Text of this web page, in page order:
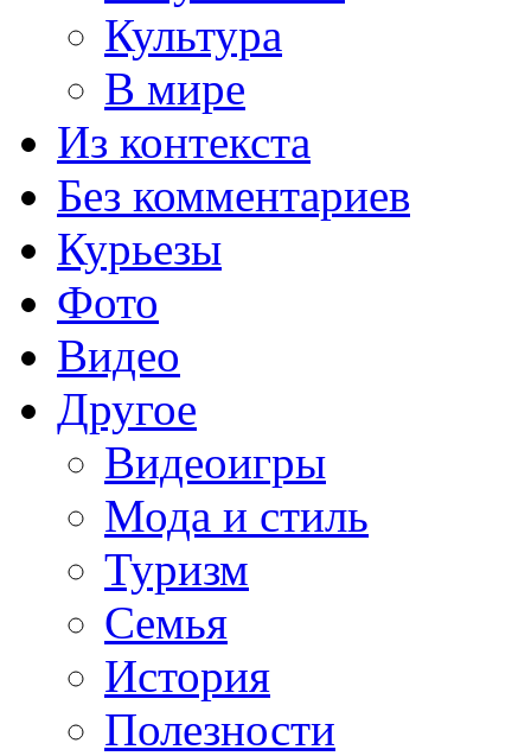
Культура
В мире
Из контекста
Без комментариев
Курьезы
Фото
Видео
Другое
Видеоигры
Мода и стиль
Туризм
Семья
История
Полезности